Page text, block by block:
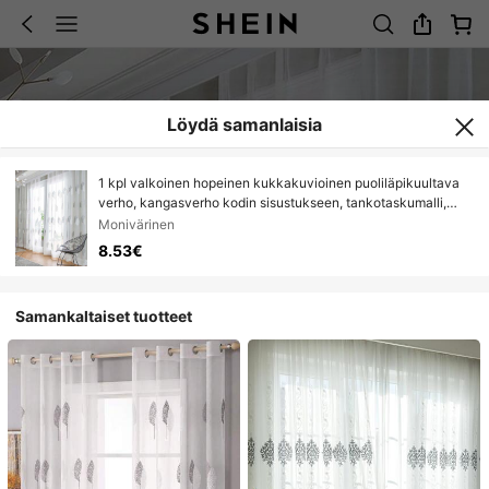
Löydä samanlaisia
1 kpl valkoinen hopeinen kukkakuvioinen puoliläpikuultava
verho, kangasverho kodin sisustukseen, tankotaskumalli,
sopii makuuhuoneeseen, työhuoneeseen ja olohuoneeseen,
2D-tasapainatuspainatus, 90 g/m²
Monivärinen
8.53€
Samankaltaiset tuotteet